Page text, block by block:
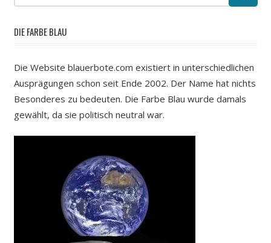
DIE FARBE BLAU
Die Website blauerbote.com existiert in unterschiedlichen
Ausprägungen schon seit Ende 2002. Der Name hat nichts
Besonderes zu bedeuten. Die Farbe Blau wurde damals
gewählt, da sie politisch neutral war.